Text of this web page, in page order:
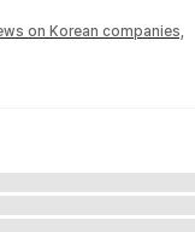
on Korean companies,